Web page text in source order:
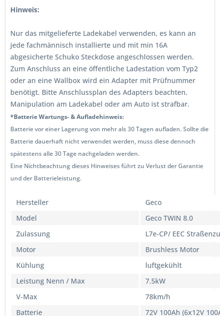
Hinweis:
Nur das mitgelieferte Ladekabel verwenden, es kann an
jede fachmännisch installierte und mit min 16A
abgesicherte Schuko Steckdose angeschlossen werden.
Zum Anschluss an eine öffentliche Ladestation vom Typ2
oder an eine Wallbox wird ein Adapter mit Prüfnummer
benötigt. Bitte Anschlussplan des Adapters beachten.
Manipulation am Ladekabel oder am Auto ist strafbar.
*Batterie Wartungs- & Aufladehinweis:
Batterie vor einer Lagerung von mehr als 30 Tagen aufladen. Sollte die
Batterie dauerhaft nicht verwendet werden, muss diese dennoch
spätestens alle 30 Tage nachgeladen werden.
Eine Nichtbeachtung dieses Hinweises führt zu Verlust der Garantie
und der Batterieleistung.
Hersteller
Geco
Model
Geco TWIN 8.0
Zulassung
L7e-CP/ EEC
Motor
Brushless Motor
Kühlung
luftgekühlt
Leistung Nenn / Max
7.5kW
V-Max
78km/h
Batterie
72V 100Ah (6x12V